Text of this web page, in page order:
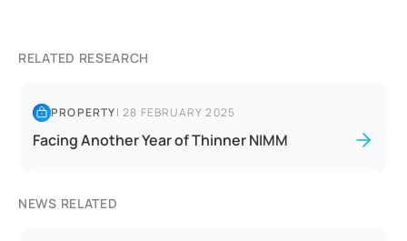
RELATED RESEARCH
PROPERTY|28 FEBRUARY 2025
Facing Another Year of Thinner NIMM
NEWS RELATED